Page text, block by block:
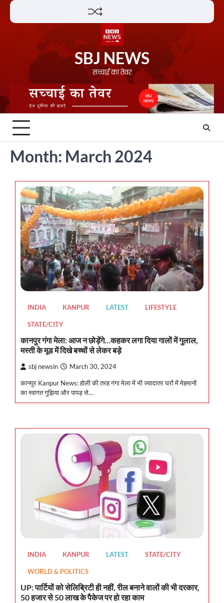
Skip
SBJ NEWS
सच्चाई का तेवर
Month: March 2024
INDIA KANPUR LATEST LIFESTYLE
STATE/CITY
कानपुर गंगा मेला: आज न छोड़ेंगे…कहकर लगा दिया गालों में गुलाल,
मस्ती के मूड में दिखे बच्चों से लेकर बड़े
sbj newsin March 30, 2024
कानपुर Kanpur News: होली की तरह गंगा मेला में भी ज्यादातर घरों में मेहमानों
का स्वागत गुझिया और पापड़ से…
INDIA KANPUR LATEST STATE/CITY
WORLD & POLITICS
UP: पार्टियों को सेलिब्रिटी ही नहीं, रील बनाने वालों की भी दरकार,
50 हजार से 50 लाख के पैकेज पर हो रहा काम